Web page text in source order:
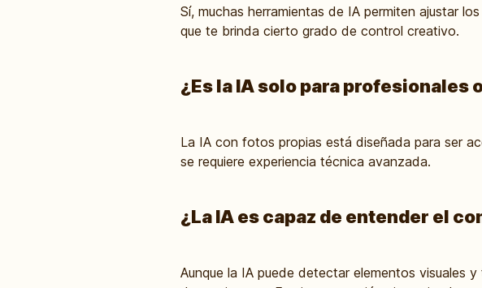
Sí, muchas herramientas de IA permiten ajustar
que te brinda cierto grado de control creativo.
¿Es la IA solo para profesionales
La IA con fotos propias está diseñada para ser
se requiere experiencia técnica avanzada.
¿La IA es capaz de entender el
Aunque la IA puede detectar elementos visuales